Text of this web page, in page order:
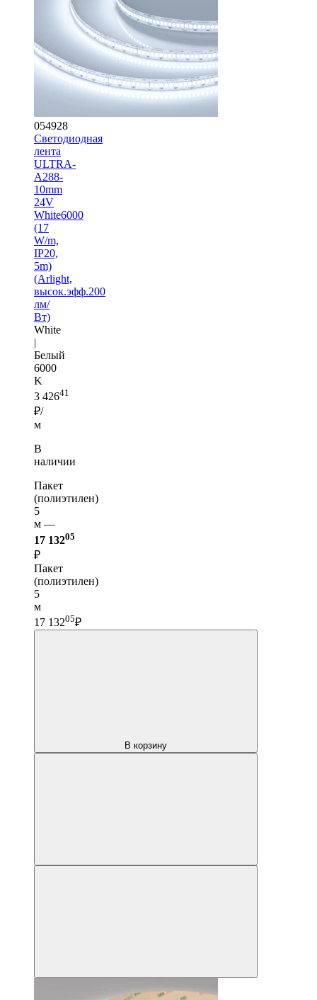
054928
Светодиодная
лента
ULTRA-
A288-
10mm
24V
White6000
(17
W/m,
IP20,
5m)
(Arlight,
высок.эфф.200
лм/
Вт)
White
|
Белый
6000
K
3 42641
₽/
м
В
наличии
Пакет
(полиэтилен)
5
м —
17 13205
₽
Пакет
(полиэтилен)
5
м
17 13205₽
В корзину